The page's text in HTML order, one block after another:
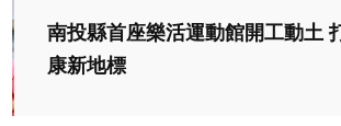
南投縣首座樂活運動館開工動土
康新地標